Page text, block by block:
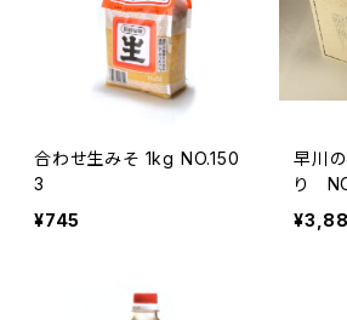
合わせ生みそ 1kg NO.150
3
¥745
早川
り